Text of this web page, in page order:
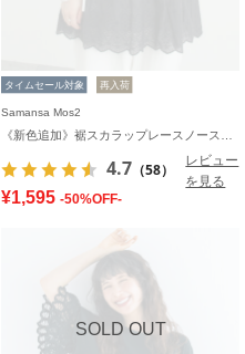
タイムセール対象 再入荷
Samansa Mos2
4.7 （58）
レビュー
を見る
¥1,595 -50%OFF-
SOLD OUT